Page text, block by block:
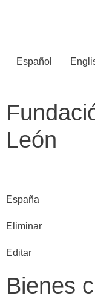
Español
León
España
Eliminar
Editar
Bienes